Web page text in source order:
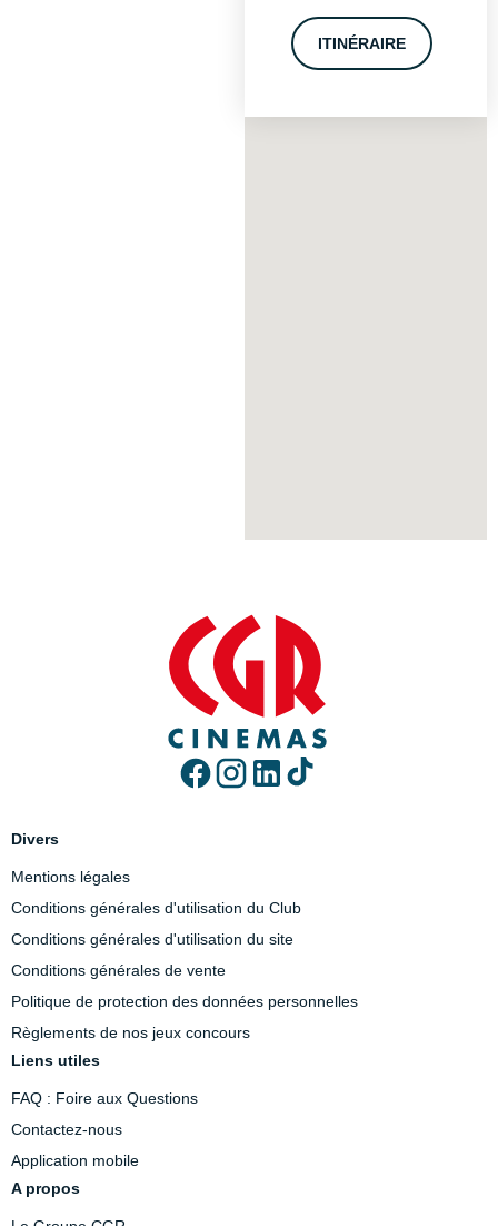
ITINÉRAIRE
Divers
Mentions légales
Conditions générales d'utilisation du Club
Conditions générales d'utilisation du site
Conditions générales de vente
Politique de protection des données personnelles
Règlements de nos jeux concours
Liens utiles
FAQ : Foire aux Questions
Contactez-nous
Application mobile
A propos